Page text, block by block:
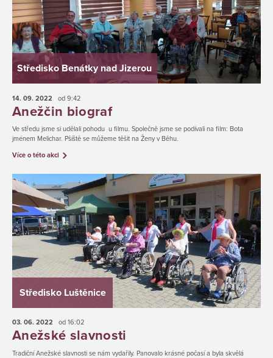
Středisko Benátky nad Jizerou
14. 09. 2022 od 9:42
Anežčin biograf
Ve středu jsme si udělali pohodu u filmu. Společně jsme se podívali na film: Bota
jménem Melichar. Pšíště se můžeme těšit na Ženy v Běhu.
Více o této akci
Středisko Luštěnice
03. 06. 2022 od 16:02
Anežské slavnosti
Tradiční Anežské slavnosti se nám vydařily. Panovalo krásné počasí a byla skvělá